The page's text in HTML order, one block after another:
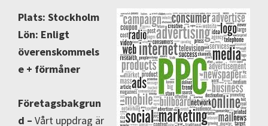
Plats: Stockholm
Lön: Enligt
överenskommels
e + förmåner
Företagsbakgrun
d – Vårt uppdrag är